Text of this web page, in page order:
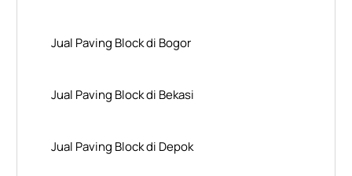
Jual Paving Block di Bogor
Jual Paving Block di Bekasi
Jual Paving Block di Depok